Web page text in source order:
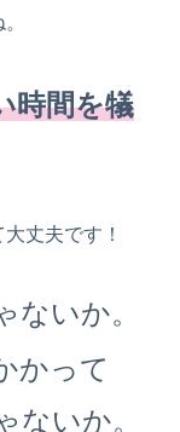
時間を犠
丈夫です！
ないか。
かって
ないか。